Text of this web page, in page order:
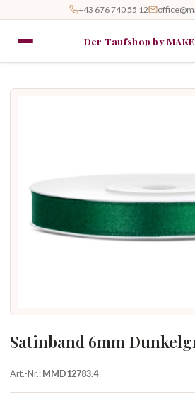
+43 676 740 55 12
Der Taufshop by MAKE
Satinband 6mm
Art.-Nr.:MMD12783.4